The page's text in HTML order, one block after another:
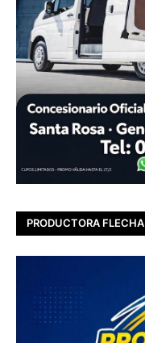
PRODUCTORA FLECHA